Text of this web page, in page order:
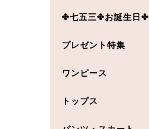
✤七五三✤お誕生日✤
プレゼント特集
ワンピース
トップス